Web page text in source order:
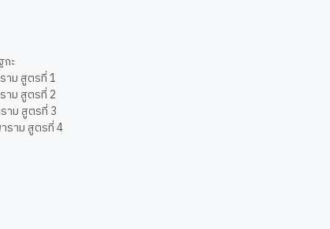
ะ
าม สูตรที่ 1
าม สูตรที่ 2
าม สูตรที่ 3
ราม สูตรที่ 4